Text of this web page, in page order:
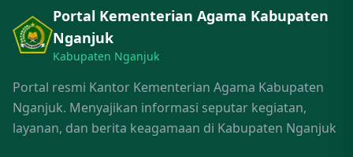
Portal Kementerian Agama Kabupaten
Nganjuk
Kabupaten Nganjuk
Portal resmi Kantor Kementerian Agama Kabupaten
Nganjuk. Menyajikan informasi seputar kegiatan,
layanan, dan berita keagamaan di Kabupaten Nganjuk